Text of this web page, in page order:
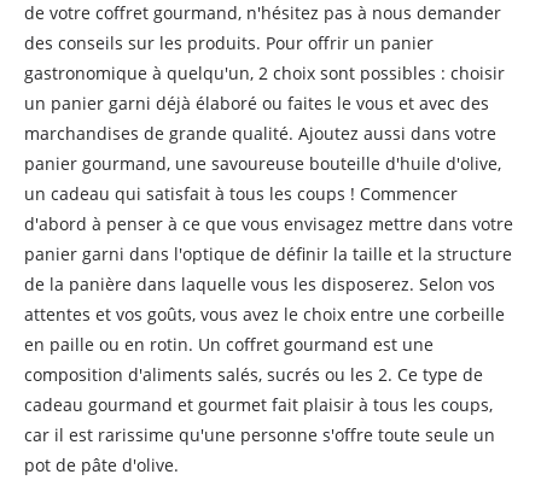
de votre coffret gourmand, n'hésitez pas à nous demander
des conseils sur les produits. Pour offrir un panier
gastronomique à quelqu'un, 2 choix sont possibles : choisir
un panier garni déjà élaboré ou faites le vous et avec des
marchandises de grande qualité. Ajoutez aussi dans votre
panier gourmand, une savoureuse bouteille d'huile d'olive,
un cadeau qui satisfait à tous les coups ! Commencer
d'abord à penser à ce que vous envisagez mettre dans votre
panier garni dans l'optique de définir la taille et la structure
de la panière dans laquelle vous les disposerez. Selon vos
attentes et vos goûts, vous avez le choix entre une corbeille
en paille ou en rotin. Un coffret gourmand est une
composition d'aliments salés, sucrés ou les 2. Ce type de
cadeau gourmand et gourmet fait plaisir à tous les coups,
car il est rarissime qu'une personne s'offre toute seule un
pot de pâte d'olive.